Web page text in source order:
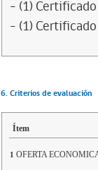
- (1)
- (1)
6. Criterios de evaluación
Ítem
1 OFERTA